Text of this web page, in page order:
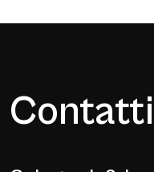
Contatti